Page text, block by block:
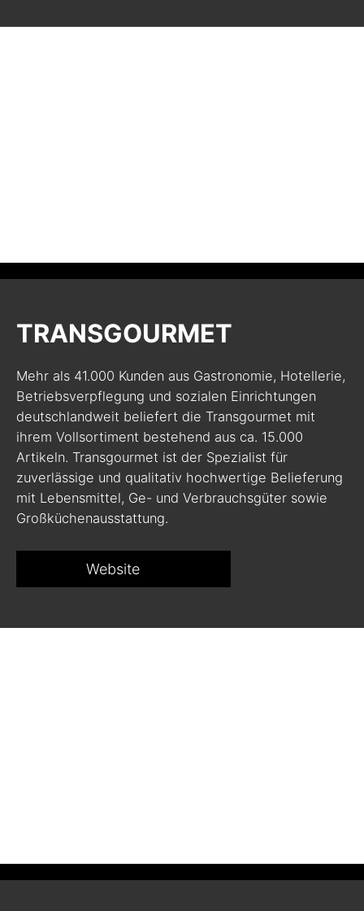
TRANSGOURMET
Mehr als 41.000 Kunden aus Gastronomie, Hotellerie,
Betriebsverpflegung und sozialen Einrichtungen
deutschlandweit beliefert die Transgourmet mit
ihrem Vollsortiment bestehend aus ca. 15.000
Artikeln. Transgourmet ist der Spezialist für
zuverlässige und qualitativ hochwertige Belieferung
mit Lebensmittel, Ge- und Verbrauchsgüter sowie
Großküchenausstattung.
Website